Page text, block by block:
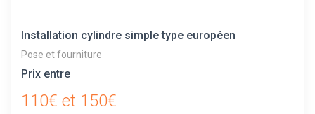
Installation cylindre simple type européen
Pose et fourniture
Prix entre
110€ et 150€